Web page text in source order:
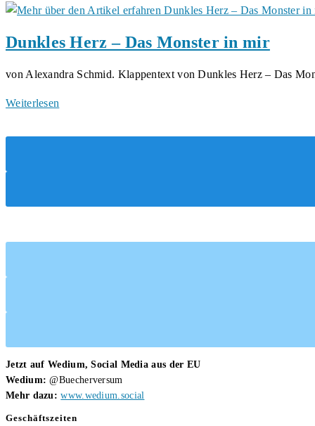
–
Dawn
Band
Dunkles Herz – Das Monster in mir
von Alexandra Schmid. Klappentext von Dunkles Herz – Das
Weiterlesen
–
mir
Jetzt auf Wedium, Social Media aus der EU
Wedium: @Buecherversum
Mehr dazu: www.wedium.social
Geschäftszeiten